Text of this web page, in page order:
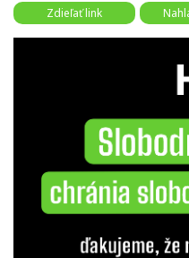
Zdieľať link